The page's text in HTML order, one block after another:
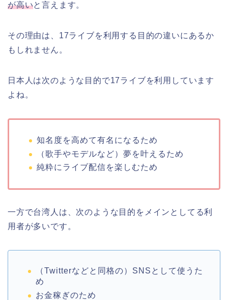
が高いと言えます。
その理由は、17ライブを利用する目的の違いにあるか
もしれません。
日本人は次のような目的で17ライブを利用しています
よね。
知名度を高めて有名になるため
（歌手やモデルなど）夢を叶えるため
純粋にライブ配信を楽しむため
一方で台湾人は、次のような目的をメインとしてる利
用者が多いです。
（Twitterなどと同格の）SNSとして使うた
め
お金稼ぎのため